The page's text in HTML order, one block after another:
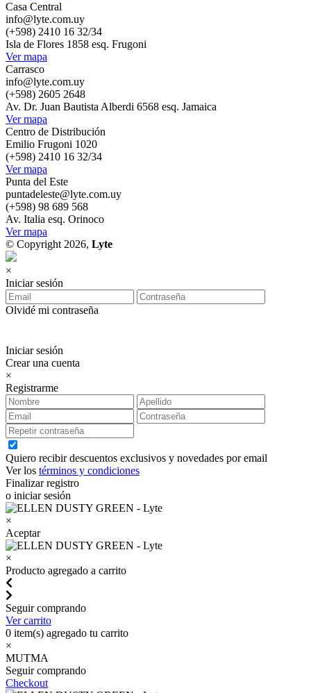
Casa Central
info@lyte.com.uy
(+598) 2410 16 32/34
Isla de Flores 1858 esq. Frugoni
Ver mapa
Carrasco
info@lyte.com.uy
(+598) 2605 2648
Av. Dr. Juan Bautista Alberdi 6568 esq. Jamaica
Ver mapa
Centro de Distribución
Emilio Frugoni 1020
(+598) 2410 16 32/34
Ver mapa
Punta del Este
puntadeleste@lyte.com.uy
(+598) 98 689 568
Av. Italia esq. Orinoco
Ver mapa
© Copyright 2026, Lyte
×
Iniciar sesión
Olvidé mi contraseña
Iniciar sesión
Crear una cuenta
×
Registrarme
Quiero recibir descuentos exclusivos y novedades por email
Ver los términos y condiciones
Finalizar registro
o iniciar sesión
×
Aceptar
×
Producto agregado a carrito
Seguir comprando
Ver carrito
0 item(s) agregado tu carrito
×
MUTMA
Seguir comprando
Checkout